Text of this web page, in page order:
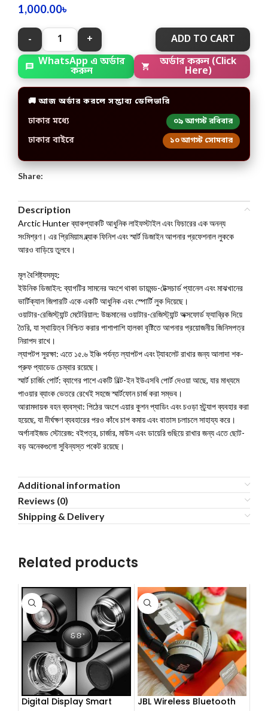
1,000.00৳
ADD TO CART
WhatsApp এ অর্ডার
করুন
অর্ডার করুন (Click
Here)
🚚 আজ অর্ডার করলে সম্ভাব্য ডেলিভারি
ঢাকার মধ্যে ০৯ আগস্ট রবিবার
ঢাকার বাইরে ১০ আগস্ট সোমবার
Share:
Description
Arctic Hunter ব্যাকপ্যাকটি আধুনিক লাইফস্টাইল এবং ফিচারের এক অনন্য
সংমিশ্রণ। এর প্রিমিয়াম ব্ল্যাক ফিনিশ এবং স্মার্ট ডিজাইন আপনার প্রফেশনাল লুককে
আরও বাড়িয়ে তুলবে।
মূল বৈশিষ্ট্যসমূহ:
ইউনিক ডিজাইন: ব্যাগটির সামনের অংশে থাকা ডায়মন্ড-টেক্সচার্ড প্যানেল এবং মাঝখানের
ভার্টিক্যাল জিপারটি একে একটি আধুনিক এবং স্পোর্টি লুক দিয়েছে।
ওয়াটার-রেজিস্ট্যান্ট মেটেরিয়াল: উচ্চমানের ওয়াটার-রেজিস্ট্যান্ট অক্সফোর্ড ফ্যাব্রিক দিয়ে
তৈরি, যা স্থায়িত্ব নিশ্চিত করার পাশাপাশি হালকা বৃষ্টিতে আপনার প্রয়োজনীয় জিনিসপত্র
নিরাপদ রাখে।
ল্যাপটপ সুরক্ষা: এতে ১৫.৬ ইঞ্চি পর্যন্ত ল্যাপটপ এবং ট্যাবলেট রাখার জন্য আলাদা শক-
প্রুফ প্যাডেড চেম্বার রয়েছে।
স্মার্ট চার্জিং পোর্ট: ব্যাগের পাশে একটি বিল্ট-ইন ইউএসবি পোর্ট দেওয়া আছে, যার মাধ্যমে
পাওয়ার ব্যাংক ভেতরে রেখেই সহজে স্মার্টফোন চার্জ করা সম্ভব।
আরামদায়ক বহন ব্যবস্থা: পিঠের অংশে এয়ার কুশন প্যাডিং এবং চওড়া স্ট্র্যাপ ব্যবহার করা
হয়েছে, যা দীর্ঘক্ষণ ব্যবহারের পরও কাঁধে চাপ কমায় এবং বাতাস চলাচলে সাহায্য করে।
অর্গানাইজড স্টোরেজ: বইপত্র, চার্জার, মাউস এবং ডায়েরি গুছিয়ে রাখার জন্য এতে ছোট-
বড় অনেকগুলো সুবিন্যস্ত পকেট রয়েছে।
Additional information
Reviews (0)
Shipping & Delivery
Related products
Digital Display Smart
JBL Wireless Bluetooth